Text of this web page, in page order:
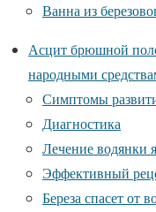
Ванна из
Асцит брюшной
народными
Симптомы
Диагностика
Лечение водянки
Эффективный
Береза спасет от